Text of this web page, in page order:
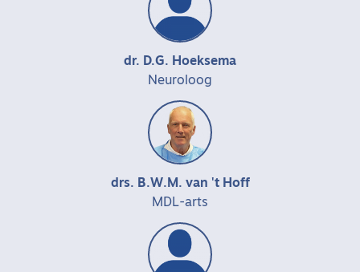
dr. D.G. Hoeksema
Neuroloog
drs. B.W.M. van 't Hoff
MDL-arts